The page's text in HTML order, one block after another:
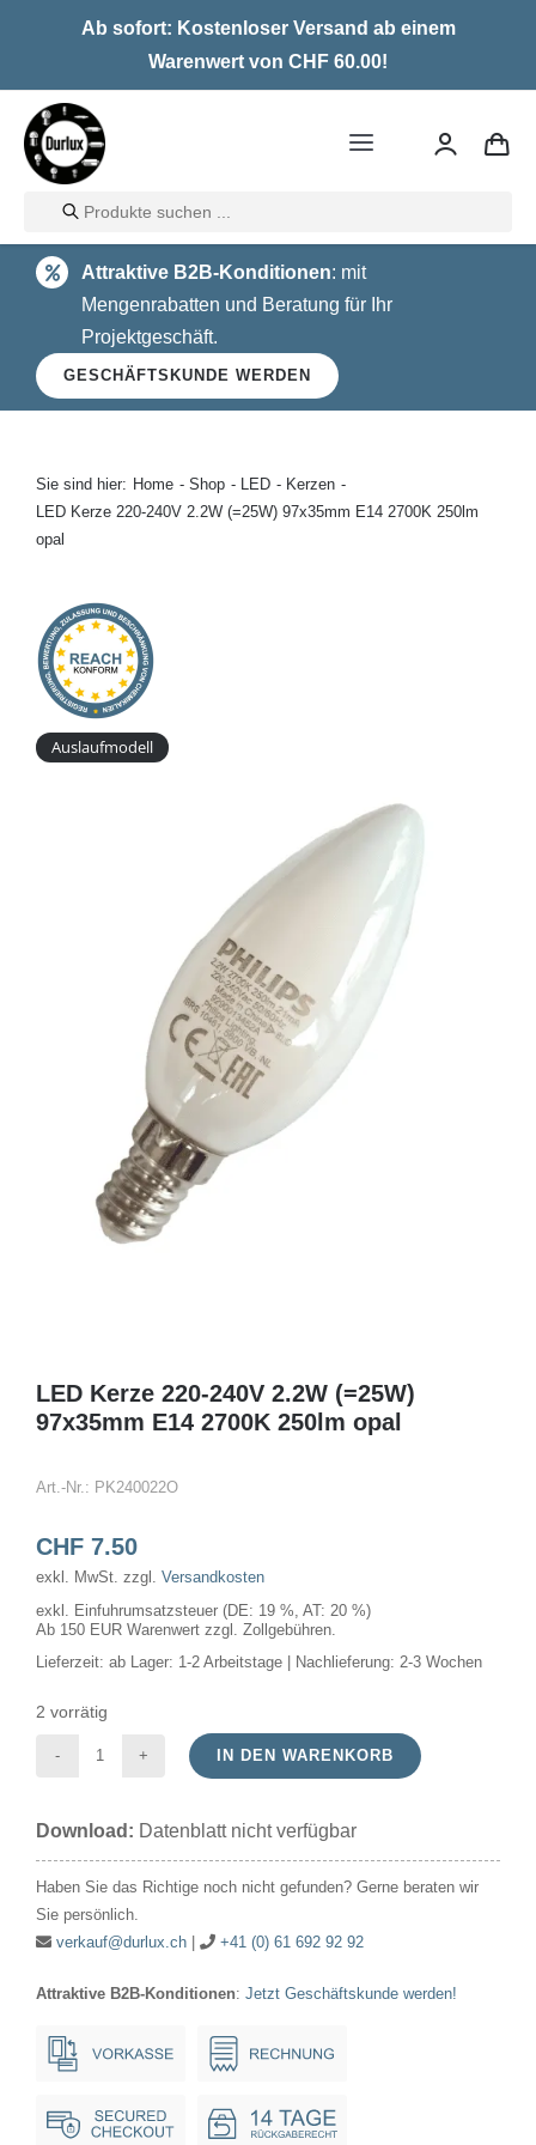
Ab sofort: Kostenloser Versand ab einem
Warenwert von CHF 60.00!
Toggle
Home
LED
Halogen
Glühlampen
Kontakt
Products
search
Attraktive B2B-Konditionen: mit
Mengenrabatten und Beratung für Ihr
Projektgeschäft.
GESCHÄFTSKUNDE WERDEN
Sie sind hier: Home Shop LED
Kerzen
LED Kerze 220-240V 2.2W (=25W) 97x35mm E14 2700K 250lm
opal
Auslaufmodell
LED Kerze 220-240V 2.2W (=25W)
97x35mm E14 2700K 250lm opal
Art.-Nr.: PK240022O
CHF7.50
exkl. MwSt. zzgl. Versandkosten
exkl. Einfuhrumsatzsteuer (DE: 19 %, AT: 20 %)
Ab 150 EUR Warenwert zzgl. Zollgebühren.
Lieferzeit: ab Lager: 1-2 Arbeitstage | Nachlieferung: 2-3 Wochen
2 vorrätig
220-
2.2W
(=25W)
E14
Menge
IN DEN WARENKORB
Download: Datenblatt nicht verfügbar
Haben Sie das Richtige noch nicht gefunden? Gerne beraten wir
Sie persönlich.
verkauf@durlux.ch| +41 (0) 61 692 92 92
Attraktive B2B-Konditionen: Jetzt Geschäftskunde werden!